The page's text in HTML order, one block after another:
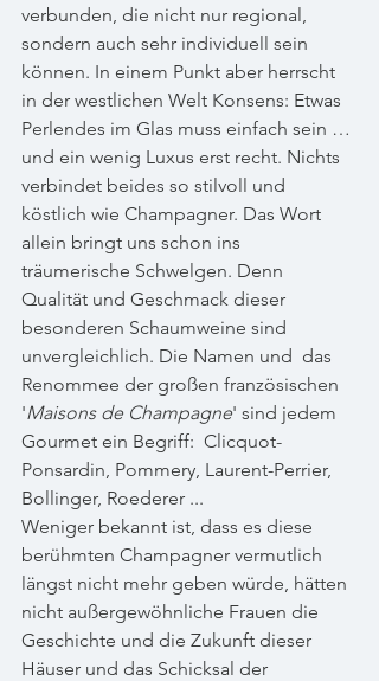
verbunden, die nicht nur regional,
sondern auch sehr individuell sein
können. In einem Punkt aber herrscht
in der westlichen Welt Konsens: Etwas
Perlendes im Glas muss einfach sein …
und ein wenig Luxus erst recht. Nichts
verbindet beides so stilvoll und
köstlich wie Champagner. Das Wort
allein bringt uns schon ins
träumerische Schwelgen. Denn
Qualität und Geschmack dieser
besonderen Schaumweine sind
unvergleichlich. Die Namen und  das
Renommee der großen französischen
'Maisons de Champagne' sind jedem
Gourmet ein Begriff:  Clicquot-
Ponsardin, Pommery, Laurent-Perrier,
Bollinger, Roederer ...
Weniger bekannt ist, dass es diese
berühmten Champagner vermutlich
längst nicht mehr geben würde, hätten
nicht außergewöhnliche Frauen die
Geschichte und die Zukunft dieser
Häuser und das Schicksal der